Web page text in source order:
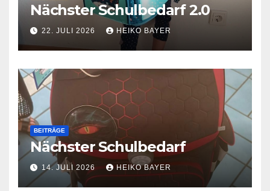
Nächster Schulbedarf 2.0
22. JULI 2026 HEIKO BAYER
BEITRÄGE
Nächster Schulbedarf
14. JULI 2026 HEIKO BAYER